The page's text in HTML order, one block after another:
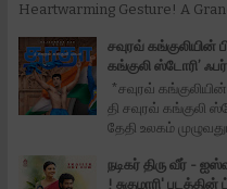
Heartwarming Gesture! A
சவுரவ் கங்குலியின்
கங்குலி ஸ்டோரி’
*சவுரவ்
தி சவுரவ் கங்குலி
தேதி உலகம்
நடிகர் திரு வீர் -
! சுகுமாரி'